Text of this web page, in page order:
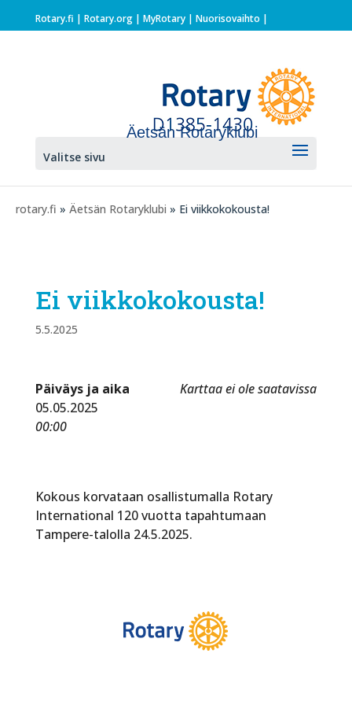
Rotary.fi | Rotary.org| MyRotary | Nuorisovaihto |
Äetsän Rotaryklubi
Valitse sivu
rotary.fi » Äetsän Rotaryklubi » Ei viikkokokousta!
Ei viikkokokousta!
5.5.2025
Karttaa ei ole saatavissa
Päiväys ja aika
05.05.2025
00:00
Kokous korvataan osallistumalla Rotary
International 120 vuotta tapahtumaan
Tampere-talolla 24.5.2025.